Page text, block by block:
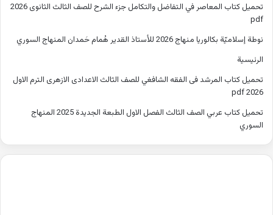
تحميل كتاب المعاصر في التفاضل والتكامل جزء الشرح للصف الثالث الثانوى 2026
pdf
نوطة إسلاميّة بكالوريا منهاج 2026 للأستاذ القدير هُمام حَمدان المنهاج السوري
الرئيسية
تحميل كتاب المرشد فى الفقه الشافغي للصف الثالث الاعدادى الازهرى الترم الاول
2026 pdf
تحميل كتاب عربي الصف الثالث الفصل الاول الطبعة الجديدة 2025 المنهاج
السوري